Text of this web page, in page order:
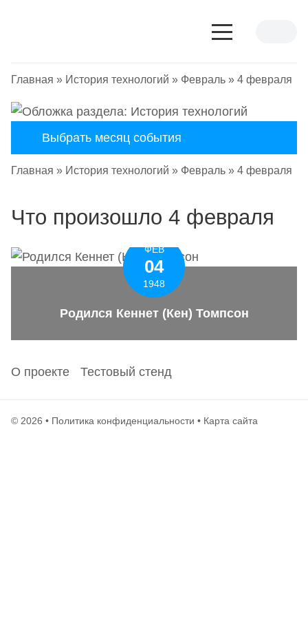
Главная » История технологий » Февраль » 4 февраля
Выбрать месяц события
Главная » История технологий » Февраль » 4 февраля
Что произошло 4 февраля
Родился Кеннет (Кен) Томпсон
ФЕВ
04
1948
О проекте Тестовый стенд
© 2026 • Политика конфиденциальности • Карта сайта